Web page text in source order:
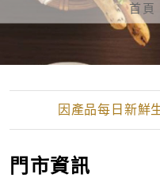
首頁
因產品每日新鮮
門市資訊